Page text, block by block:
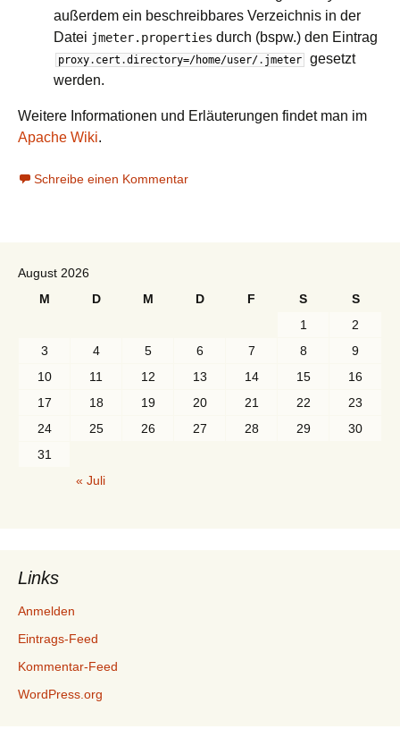
außerdem ein beschreibbares Verzeichnis in der
Datei jmeter.properties durch (bspw.) den Eintrag
proxy. cert .directory=/home/user/. jmeter
gesetzt
werden.
Weitere Informationen und Erläuterungen findet man im
Apache Wiki.
Schreibe einen Kommentar
August 2026
M
D M D F S
S
1
2
3
4 5 6 7 8
9
10
11 12 13 14 15
16
17
18 19 20 21 22
23
24
25 26 27 28 29
30
31
« Juli
Links
Anmelden
Eintrags-Feed
Kommentar-Feed
WordPress.org